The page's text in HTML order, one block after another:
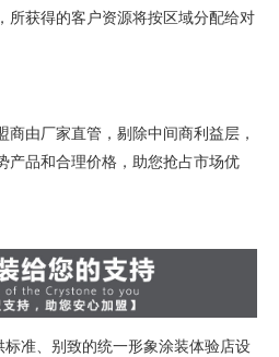
所获得的客户资源将按区域分配给对
商由厂家直管，剔除中间商利益层，
产品和合理价格，助您抢占市场优
准、别致的统一形象涂装体验店设